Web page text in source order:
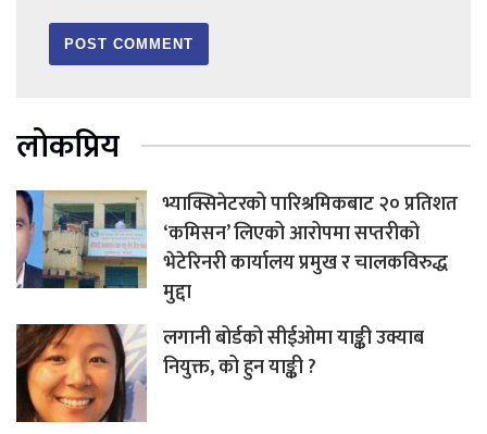
लोकप्रिय
भ्याक्सिनेटरको पारिश्रमिकबाट २० प्रतिशत
‘कमिसन’ लिएको आरोपमा सप्तरीको
भेटेरिनरी कार्यालय प्रमुख र चालकविरुद्ध
मुद्दा
लगानी बोर्डको सीईओमा याङ्की उक्याब
नियुक्त, को हुन याङ्की ?